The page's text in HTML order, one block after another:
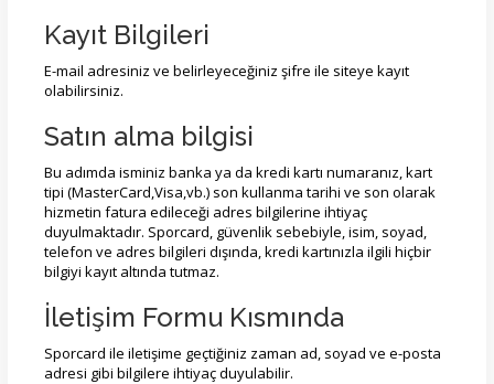
Kayıt Bilgileri
E-mail adresiniz ve belirleyeceğiniz şifre ile siteye kayıt
olabilirsiniz.
Satın alma bilgisi
Bu adımda isminiz banka ya da kredi kartı numaranız, kart
tipi (MasterCard,Visa,vb.) son kullanma tarihi ve son olarak
hizmetin fatura edileceği adres bilgilerine ihtiyaç
duyulmaktadır. Sporcard, güvenlik sebebiyle, isim, soyad,
telefon ve adres bilgileri dışında, kredi kartınızla ilgili hiçbir
bilgiyi kayıt altında tutmaz.
İletişim Formu Kısmında
Sporcard ile iletişime geçtiğiniz zaman ad, soyad ve e-posta
adresi gibi bilgilere ihtiyaç duyulabilir.